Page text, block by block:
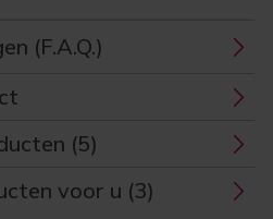
(F.A.Q.)
(5)
voor u (3)